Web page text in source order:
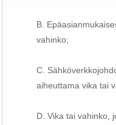
B.
vahinko;
C.
aiheuttama vika tai
D. Vika tai vahinko,